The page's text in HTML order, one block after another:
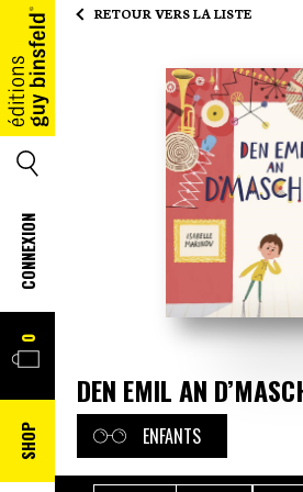
ACCUEIL
SEARCH
CONNEXION
PANIER
0
SHOP
RETOUR VERS LA LISTE
DEN EMIL AN
ENFANTS